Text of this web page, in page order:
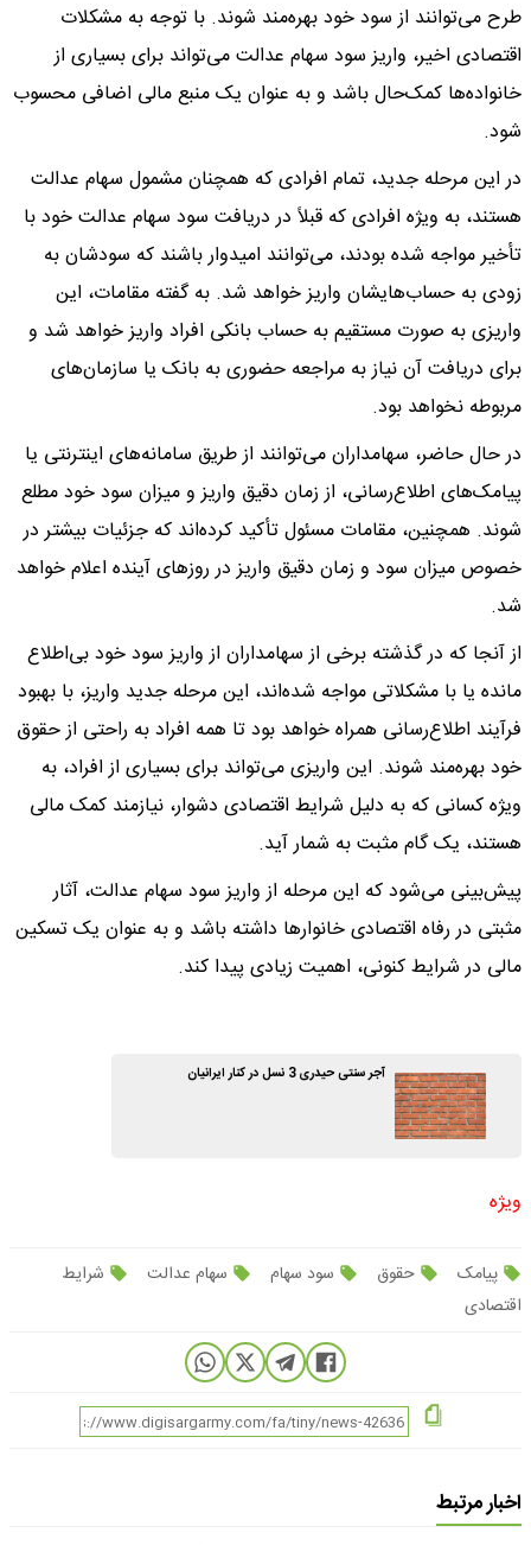
طرح می‌توانند از سود خود بهره‌مند شوند. با توجه به مشکلات
اقتصادی اخیر، واریز سود سهام عدالت می‌تواند برای بسیاری از
خانواده‌ها کمک‌حال باشد و به عنوان یک منبع مالی اضافی محسوب
شود.
در این مرحله جدید، تمام افرادی که همچنان مشمول سهام عدالت
هستند، به ویژه افرادی که قبلاً در دریافت سود سهام عدالت خود با
تأخیر مواجه شده بودند، می‌توانند امیدوار باشند که سودشان به
زودی به حساب‌هایشان واریز خواهد شد. به گفته مقامات، این
واریزی به صورت مستقیم به حساب بانکی افراد واریز خواهد شد و
برای دریافت آن نیاز به مراجعه حضوری به بانک یا سازمان‌های
مربوطه نخواهد بود.
در حال حاضر، سهامداران می‌توانند از طریق سامانه‌های اینترنتی یا
پیامک‌های اطلاع‌رسانی، از زمان دقیق واریز و میزان سود خود مطلع
شوند. همچنین، مقامات مسئول تأکید کرده‌اند که جزئیات بیشتر در
خصوص میزان سود و زمان دقیق واریز در روزهای آینده اعلام خواهد
شد.
از آنجا که در گذشته برخی از سهامداران از واریز سود خود بی‌اطلاع
مانده یا با مشکلاتی مواجه شده‌اند، این مرحله جدید واریز، با بهبود
فرآیند اطلاع‌رسانی همراه خواهد بود تا همه افراد به راحتی از حقوق
خود بهره‌مند شوند. این واریزی می‌تواند برای بسیاری از افراد، به
ویژه کسانی که به دلیل شرایط اقتصادی دشوار، نیازمند کمک مالی
هستند، یک گام مثبت به شمار آید.
پیش‌بینی می‌شود که این مرحله از واریز سود سهام عدالت، آثار
مثبتی در رفاه اقتصادی خانوارها داشته باشد و به عنوان یک تسکین
مالی در شرایط کنونی، اهمیت زیادی پیدا کند.
آجر سنتی حیدری 3 نسل در کنار ایرانیان
ویژه
پیامک حقوق سود سهام سهام عدالت
شرایط
اقتصادی
اخبار مرتبط